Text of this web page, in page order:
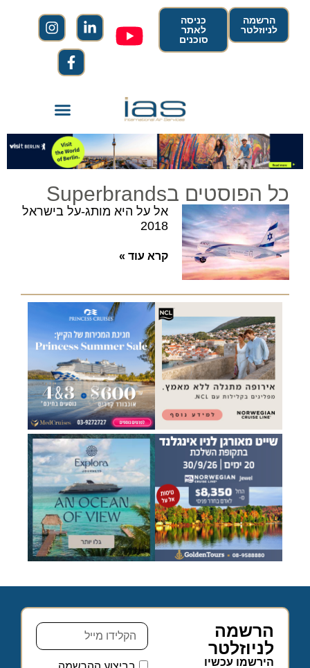
הרשמה
לניוזלטר
כניסה
לאתר
סוכנים
כל הפוסטים בSuperbrands
אל על היא מותג-על בישראל
2018
קרא עוד »
הרשמה
לניוזלטר
הירשמו עכשיו